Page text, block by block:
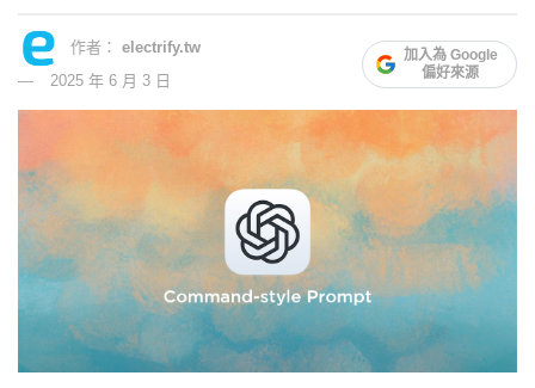
作者： electrify.tw
2025 年 6 月 3 日
加入為 Google
偏好來源